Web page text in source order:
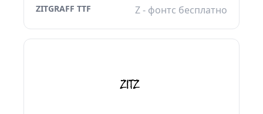
ZITGRAFF TTF Z - фонтс бесплатно